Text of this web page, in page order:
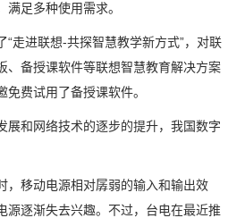
足多种使用需求。
进联想-共探智慧教学新方式”，对联
、备授课软件等联想智慧教育解决方案
费试用了备授课软件。
和网络技术的逐步的提升，我国数字
移动电源相对孱弱的输入和输出效
源逐渐失去兴趣。不过，台电在最近推